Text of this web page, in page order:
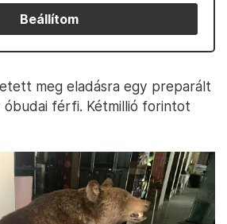
Beállítom
meg eladásra egy preparált
férfi. Kétmillió forintot